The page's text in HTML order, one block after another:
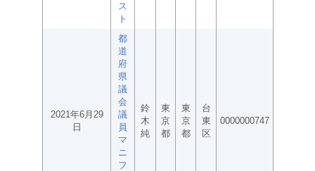
ス
ト
2021年6月29
日
都
道
府
県
議
会
議
員
マ
ニ
フ
鈴
木
純
東
京
都
東
京
都
台
東
区
0000000747